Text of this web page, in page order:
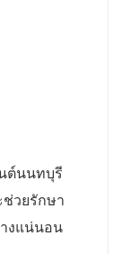
ต์นนทบุรี
วยรักษา
งแน่นอน